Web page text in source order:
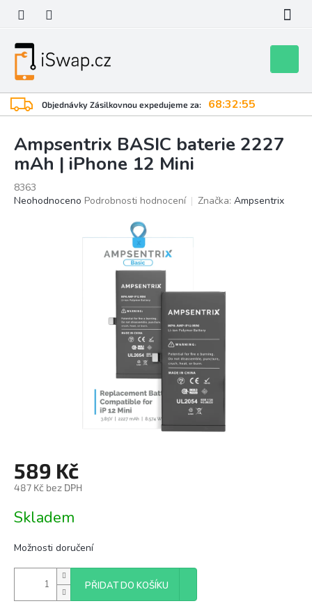
obsah
Objednávky Zásilkovnou expedujeme za: 68:32:54
košík
Ampsentrix BASIC baterie 2227
mAh | iPhone 12 Mini
8363
Průměrné
Neohodnoceno Podrobnosti hodnocení Značka: Ampsentrix
589 Kč
487 Kč bez DPH
cena:
Skladem
Možnosti doručení
PŘIDAT DO KOŠÍKU